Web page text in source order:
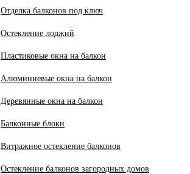
Отделка балконов под ключ
Остекление лоджий
Пластиковые окна на балкон
Алюминиевые окна на балкон
Деревянные окна на балкон
Балконные блоки
Витражное остекление балконов
Остекление балконов загородных домов